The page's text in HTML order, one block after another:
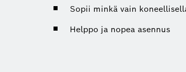
Sopii minkä vain
Helppo ja nopea asennus